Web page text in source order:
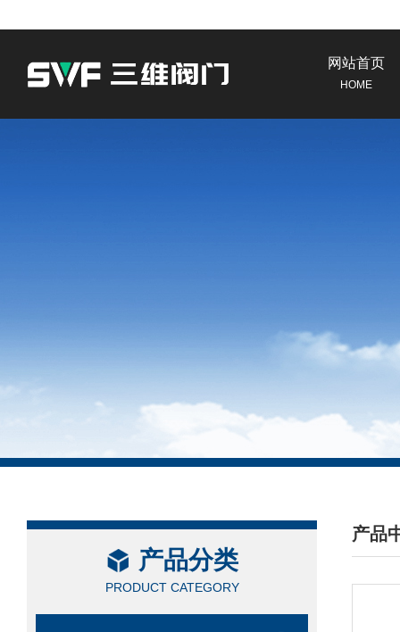
网站首页
HOME
产品分类
PRODUCT CATEGORY
产品
/